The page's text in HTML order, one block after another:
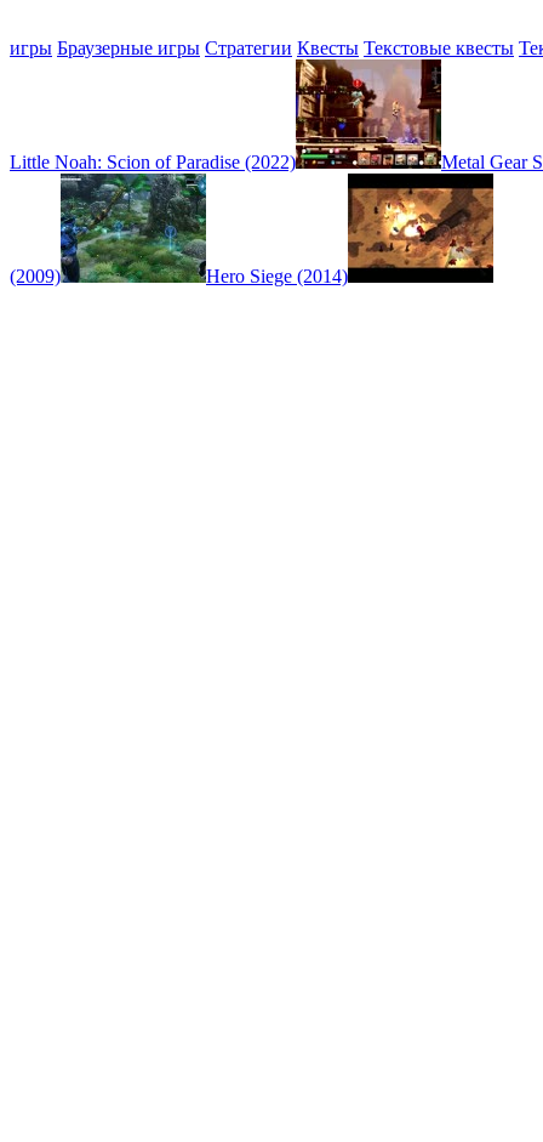
игры Браузерные игры Стратегии Квесты Текстовые квесты
Little Noah: Scion of Paradise (2022) Metal Gear
(2009) Hero Siege (2014)